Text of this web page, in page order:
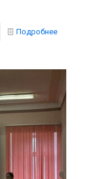
Подробнее